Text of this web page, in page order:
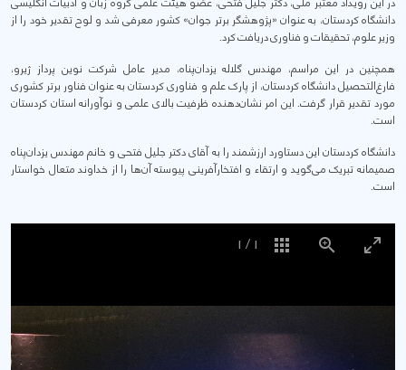
دانشگاه کردستان، به عنوان «پژوهشگر برتر جوان» کشور معرفی شد و لوح تقدیر خود را از
وزیر علوم، تحقیقات و فناوری دریافت کرد.
همچنین در این مراسم، مهندس گلاله یزدان‌پناه، مدیر عامل شرکت نوین پرداز ژیرو،
فارغ‌التحصیل دانشگاه کردستان، از پارک علم و فناوری کردستان به عنوان فناور برتر کشوری
مورد تقدیر قرار گرفت. این امر نشان‌دهنده ظرفیت بالای علمی و نوآورانه استان کردستان
است.
دانشگاه کردستان این دستاورد ارزشمند را به آقای دکتر جلیل فتحی و خانم مهندس یزدان‌پناه
صمیمانه تبریک می‌گوید و ارتقاء و افتخارآفرینی پیوسته آن‌ها را از خداوند متعال خواستار
است.
1
/
1